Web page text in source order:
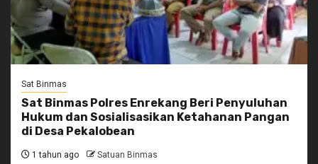
Sat Binmas
Sat Binmas Polres Enrekang Beri Penyuluhan
Hukum dan Sosialisasikan Ketahanan Pangan
di Desa Pekalobean
1 tahun ago Satuan Binmas